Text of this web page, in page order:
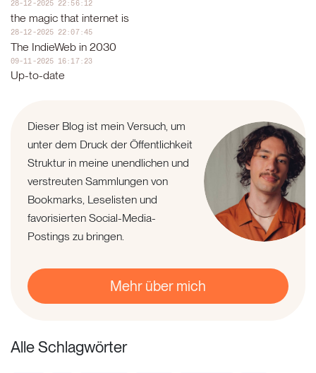
28-12-2025 22:56:12
the magic that internet is
28-12-2025 22:07:45
The IndieWeb in 2030
09-11-2025 16:17:23
Up-to-date
Dieser Blog ist mein Versuch, um
unter dem Druck der Öffentlichkeit
Struktur in meine unendlichen und
verstreuten Sammlungen von
Bookmarks, Leselisten und
favorisierten Social-Media-
Postings zu bringen.
Mehr über mich
Alle Schlagwörter